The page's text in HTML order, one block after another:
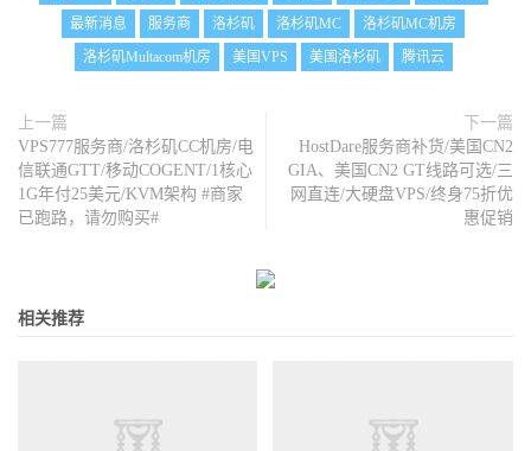
最新消息
服务商 洛杉矶 洛杉矶MC
洛杉矶MC机房
洛杉矶Multacom机房
美国VPS 美国洛杉矶 腾讯云
上一篇
VPS777服务商/洛杉矶CC机房/电
信联通GTT/移动COGENT/1核心
1G年付25美元/KVM架构 #商家
已跑路，请勿购买#
下一篇
HostDare服务商补货/美国CN2
GIA、美国CN2 GT线路可选/三
网直连/大硬盘VPS/终身75折优
惠促销
相关推荐